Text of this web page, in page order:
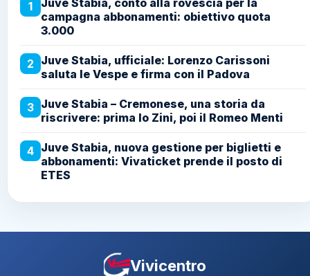
1
Juve Stabia, conto alla rovescia per la
campagna abbonamenti: obiettivo quota
3.000
2 Juve Stabia, ufficiale: Lorenzo Carissoni
saluta le Vespe e firma con il Padova
3 Juve Stabia – Cremonese, una storia da
riscrivere: prima lo Zini, poi il Romeo Menti
4 Juve Stabia, nuova gestione per biglietti e
abbonamenti: Vivaticket prende il posto di
ETES
Vivicentro